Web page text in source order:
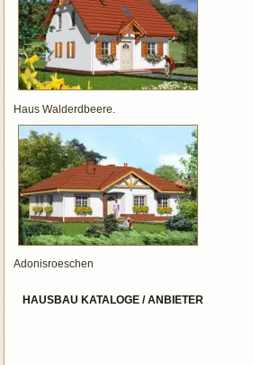
Haus Walderdbeere.
Adonisroeschen
HAUSBAU KATALOGE / ANBIETER